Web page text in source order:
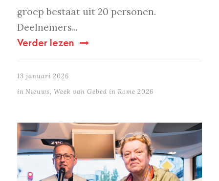
groep bestaat uit 20 personen.
Deelnemers...
Verder lezen
13 januari 2026
in Nieuws, Week van Gebed in Rome 2026